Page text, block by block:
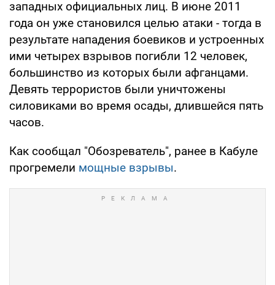
западных официальных лиц. В июне 2011
года он уже становился целью атаки - тогда в
результате нападения боевиков и устроенных
ими четырех взрывов погибли 12 человек,
большинство из которых были афганцами.
Девять террористов были уничтожены
силовиками во время осады, длившейся пять
часов.
Как сообщал "Обозреватель", ранее в Кабуле
прогремели мощные взрывы.